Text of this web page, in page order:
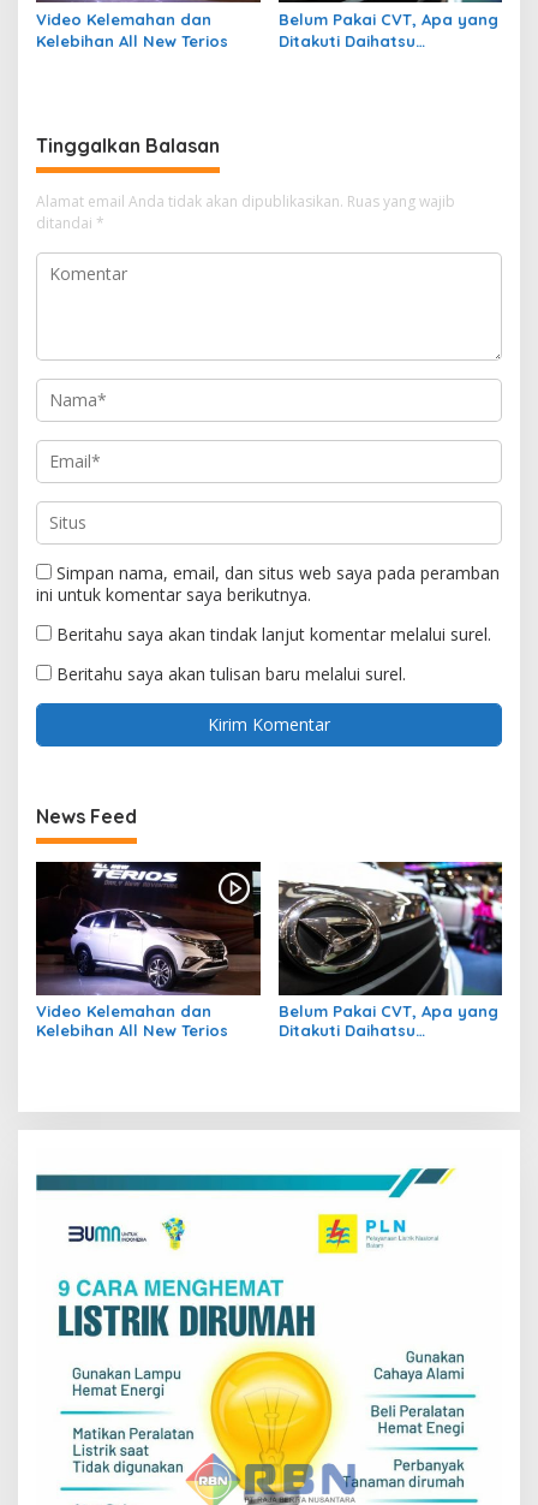
Video Kelemahan dan
Kelebihan All New Terios
Belum Pakai CVT, Apa yang
Ditakuti Daihatsu
Tinggalkan Balasan
Alamat email Anda tidak akan dipublikasikan. Ruas yang wajib
ditandai *
Simpan nama, email, dan situs web saya pada peramban
ini untuk komentar saya berikutnya.
Beritahu saya akan tindak lanjut komentar melalui surel.
Beritahu saya akan tulisan baru melalui surel.
News Feed
Video Kelemahan dan
Kelebihan All New Terios
Belum Pakai CVT, Apa yang
Ditakuti Daihatsu